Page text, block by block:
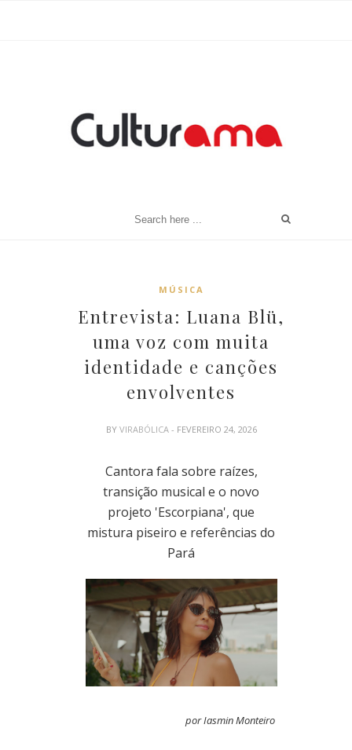
MÚSICA
Entrevista: Luana Blü,
uma voz com muita
identidade e canções
envolventes
BY VIRABÓLICA - FEVEREIRO 24, 2026
Cantora fala sobre raízes,
transição musical e o novo
projeto 'Escorpiana', que
mistura piseiro e referências do
Pará
por Iasmin Monteiro